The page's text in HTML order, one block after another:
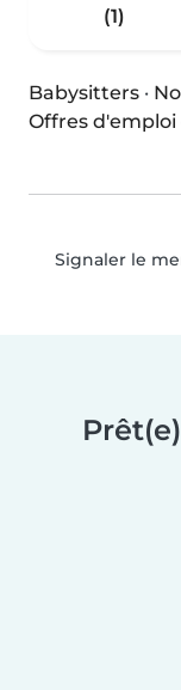
(1)
Babysitters ·
Offres
Signaler le